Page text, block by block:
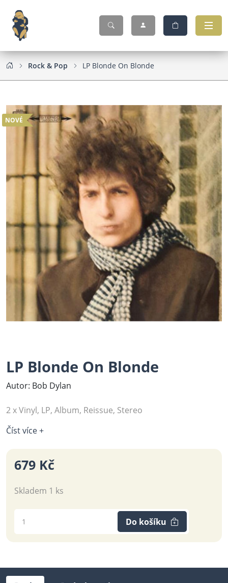
Rock & Pop LP Blonde On Blonde
NOVÉ
LP Blonde On Blonde
Autor: Bob Dylan
2 x Vinyl, LP, Album, Reissue, Stereo
Číst více +
679 Kč
Skladem 1 ks
Do košíku